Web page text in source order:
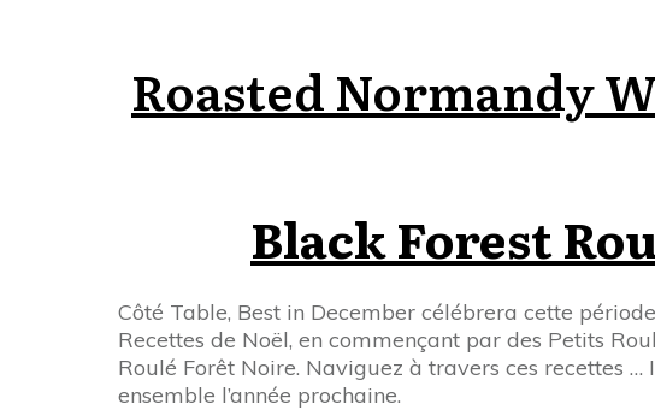
Roasted Normandy
Black Forest
Côté Table, Best in December célébrera cette
Recettes de Noël, en commençant par des Petits
Roulé Forêt Noire. Naviguez à travers ces recettes
ensemble l’année prochaine.